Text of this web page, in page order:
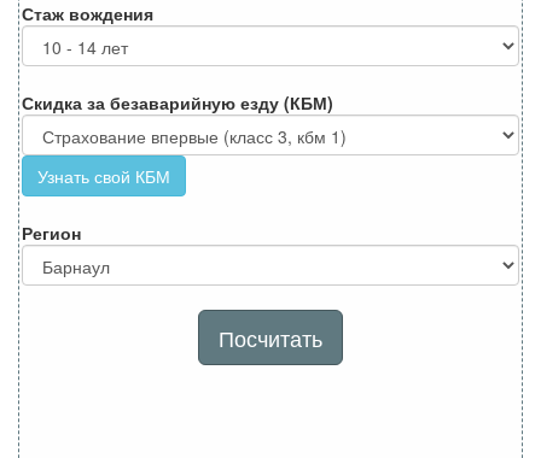
Стаж вождения
Скидка за безаварийную езду (КБМ)
Узнать свой КБМ
Регион
Посчитать